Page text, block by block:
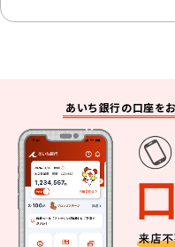
あいち銀行の口座を